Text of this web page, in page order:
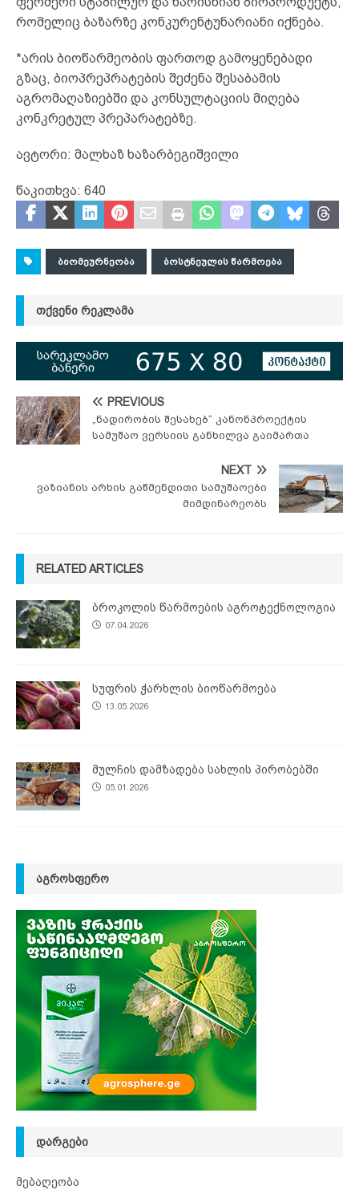
რომელიც ბაზარზე კონკურენტუნარიანი იქნება.
*არის ბიოწარმეობის ფართოდ გამოყენებადი
გზაც, ბიოპრეპრატების შეძენა შესაბამის
აგრომაღაზიებში და კონსულტაციის მიღება
კონკრეტულ პრეპარატებზე.
ავტორი: მალხაზ ხაზარბეგიშვილი
წაკითხვა: 640
ᲑᲘᲝᲛᲔᲣᲠᲜᲔᲝᲑᲐ ᲑᲝᲡᲢᲜᲔᲣᲚᲘᲡ ᲬᲐᲠᲛᲝᲔᲑᲐ
ᲗᲥᲕᲔᲜᲘ ᲠᲔᲙᲚᲐᲛᲐ
PREVIOUS
„ნადირობის შესახებ“ კანონპროექტის
სამუშაო ვერსიის განხილვა გაიმართა
NEXT
ვაზიანის არხის გაწმენდითი სამუშაოები
მიმდინარეობს
RELATED ARTICLES
ბროკოლის წარმოების აგროტექნოლოგია
07.04.2026
სუფრის ჭარხლის ბიოწარმოება
13.05.2026
მულჩის დამზადება სახლის პირობებში
05.01.2026
ᲐᲒᲠᲝᲡᲤᲔᲠᲝ
ᲓᲐᲠᲒᲔᲑᲘ
მებაღეობა